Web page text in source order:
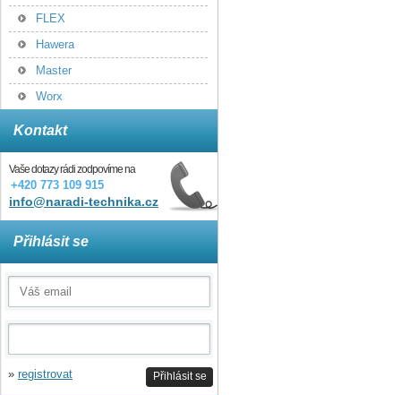
FLEX
Hawera
Master
Worx
Kontakt
Vaše dotazy rádi zodpovíme na
+420 773 109 915
info@naradi-technika.cz
Přihlásit se
Přihlásit se
» registrovat